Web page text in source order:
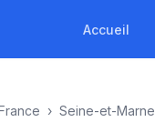
Accueil
› Seine-et-Marne